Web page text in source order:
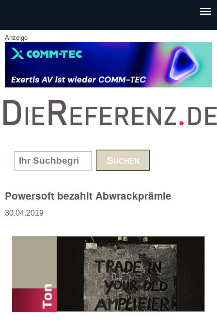
Anzeige
www.DieReferenz.de
Search form
Powersoft bezahlt Abwrackprämie
30.04.2019